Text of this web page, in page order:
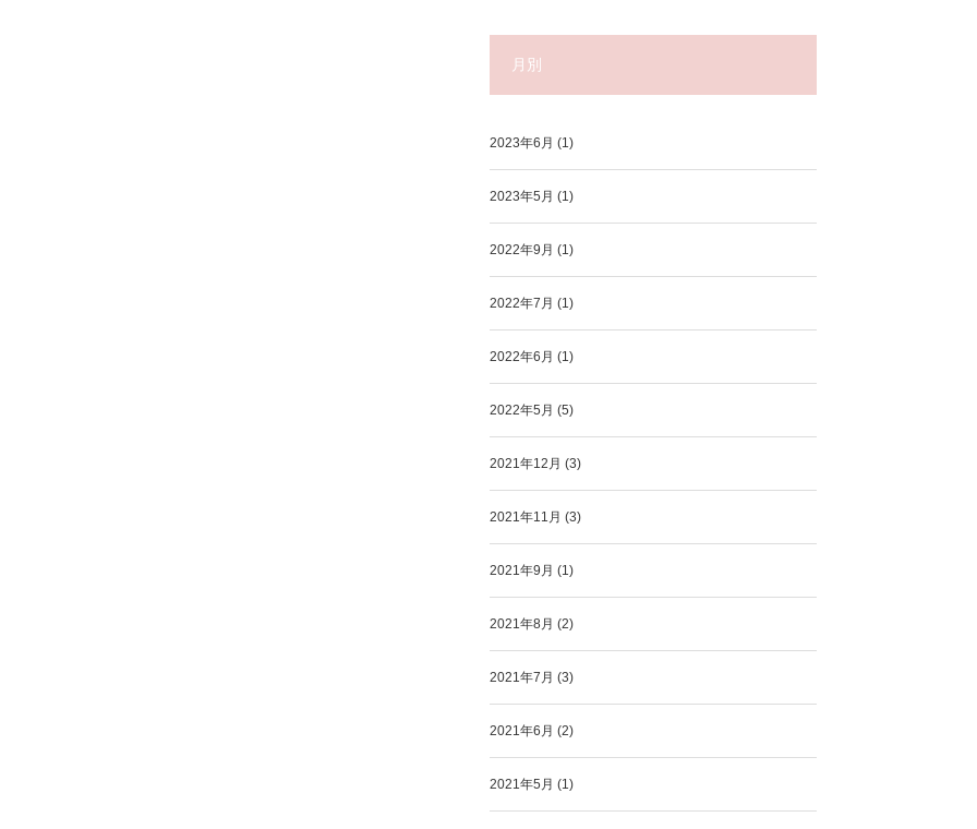
月別
2023年6月 (1)
2023年5月 (1)
2022年9月 (1)
2022年7月 (1)
2022年6月 (1)
2022年5月 (5)
2021年12月 (3)
2021年11月 (3)
2021年9月 (1)
2021年8月 (2)
2021年7月 (3)
2021年6月 (2)
2021年5月 (1)